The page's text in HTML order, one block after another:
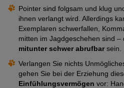
Gehorsam
FCI-Gruppe
7. Vorstehhunde
Pointer sind folgsam und klug
ihnen verlangt wird. Allerdings
Exemplaren schwerfallen,
mitten im Jagdgeschehen sind –
mitunter schwer abrufbarsein.
Verlangen Sie nichts
gehen Sie bei der Erziehung
Einfühlungsvermögen vor: